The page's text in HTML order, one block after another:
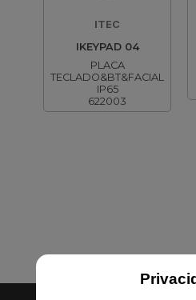
ITEC
IKEYPAD 04
PLACA
TECLADO&BT&FACIAL
IP65
622003